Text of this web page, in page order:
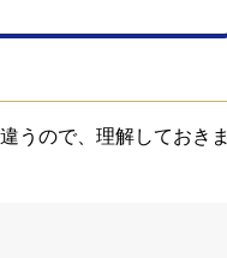
うので、理解しておきま